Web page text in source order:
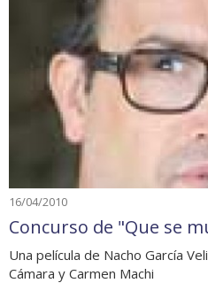
16/04/2010
Concurso de "Que se
Una película de Nacho García
Cámara y Carmen Machi